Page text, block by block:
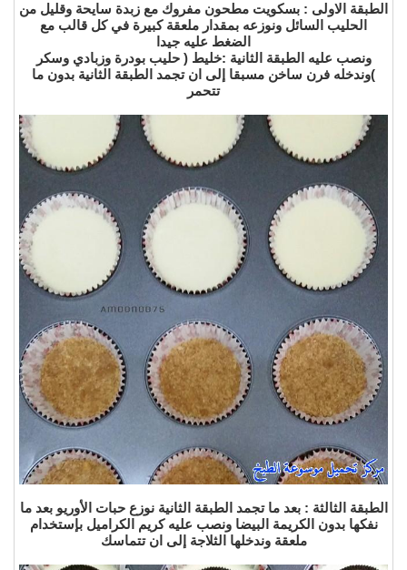
الطبقة الاولى : بسكويت مطحون مفروك مع زبدة سايحة وقليل من
الحليب السائل ونوزعه بمقدار ملعقة كبيرة في كل قالب مع
الضغط عليه جيدا
ونصب عليه الطبقة الثانية :خليط ( حليب بودرة وزبادي وسكر
)وندخله فرن ساخن مسبقا إلى ان تجمد الطبقة الثانية بدون ما
تتحمر
الطبقة الثالثة : بعد ما تجمد الطبقة الثانية نوزع حبات الأوريو بعد ما
نفكها بدون الكريمة البيضا ونصب عليه كريم الكراميل بإستخدام
ملعقة وندخلها الثلاجة إلى ان تتماسك